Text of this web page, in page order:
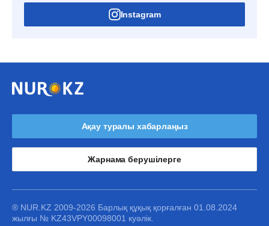
Instagram
Ақау туралы хабарлаңыз
Жарнама берушілерге
® NUR.KZ 2009-2026 Барлық құқық қорғалған 01.08.2024
жылғы № KZ43VPY00098001 куәлік.